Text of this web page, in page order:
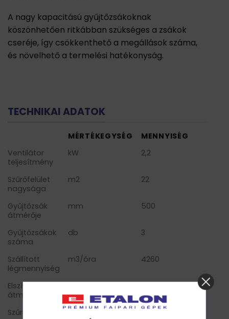
A nagy kapacitású gyűjtőzsákoknak
köszönhetően ritkábban szükséges a zsákok
cseréje, így csökkenthető a megállások száma,
és növelhető a termelési hatékonyság.
TECHNIKAI ADATOK
MÉRTÉKEGYSÉG
MENNYISÉG
Ventilátor
teljesítmény
kW 2,2
Szűrőfelület
nagysága
m2 22
Gyűjtőzsák
átmérője
mm 500
Gyűjtőzsákok
száma
db 3
Szállított
légmennyiség
m3/óra 4260
Elszívócsonk
átmérője
mm 250
Szűrőfelület
PES 400g/m2
PES 400g/m2